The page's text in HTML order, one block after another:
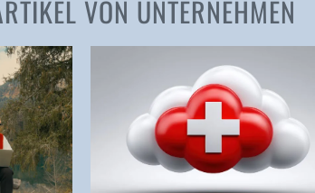
VON UNTERNEHMEN